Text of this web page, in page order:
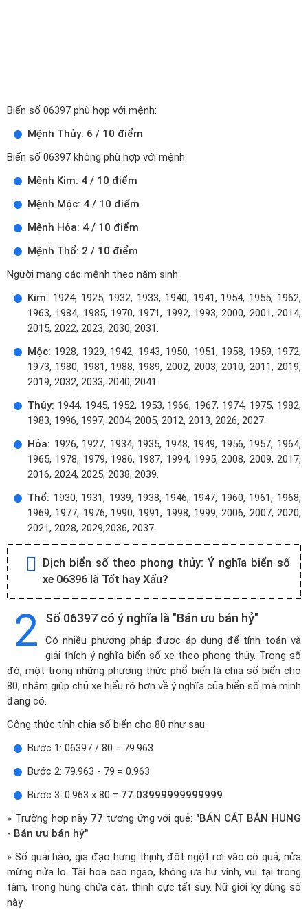
Biển số 06397 phù hợp với mệnh:
Mệnh Thủy: 6 / 10 điểm
Biển số 06397 không phù hợp với mệnh:
Mệnh Kim: 4 / 10 điểm
Mệnh Mộc: 4 / 10 điểm
Mệnh Hỏa: 4 / 10 điểm
Mệnh Thổ: 2 / 10 điểm
Người mang các mệnh theo năm sinh:
Kim: 1924, 1925, 1932, 1933, 1940, 1941, 1954, 1955, 1962,
1963, 1984, 1985, 1970, 1971, 1992, 1993, 2000, 2001, 2014,
2015, 2022, 2023, 2030, 2031.
Mộc: 1928, 1929, 1942, 1943, 1950, 1951, 1958, 1959, 1972,
1973, 1980, 1981, 1988, 1989, 2002, 2003, 2010, 2011, 2019,
2019, 2032, 2033, 2040, 2041.
Thủy: 1944, 1945, 1952, 1953, 1966, 1967, 1974, 1975, 1982,
1983, 1996, 1997, 2004, 2005, 2012, 2013, 2026, 2027.
Hỏa: 1926, 1927, 1934, 1935, 1948, 1949, 1956, 1957, 1964,
1965, 1978, 1979, 1986, 1987, 1994, 1995, 2008, 2009, 2017,
2016, 2024, 2025, 2038, 2039.
Thổ: 1930, 1931, 1939, 1938, 1946, 1947, 1960, 1961, 1968,
1969, 1977, 1976, 1990, 1991, 1998, 1999, 2006, 2007, 2020,
2021, 2028, 2029,2036, 2037.
Dịch biển số theo phong thủy: Ý nghĩa biển số
xe 06396 là Tốt hay Xấu?
2 Số 06397 có ý nghĩa là "Bán ưu bán hỷ"
Có nhiều phương pháp được áp dụng để tính toán và
giải thích ý nghĩa biển số xe theo phong thủy. Trong số
đó, một trong những phương thức phổ biến là chia số biển cho
80, nhằm giúp chủ xe hiểu rõ hơn về ý nghĩa của biển số mà mình
đang có.
Công thức tính chia số biển cho 80 như sau:
Bước 1: 06397 / 80 = 79.963
Bước 2: 79.963 - 79 = 0.963
Bước 3: 0.963 x 80 = 77.03999999999999
» Trường hợp này 77 tương ứng với quẻ: "BÁN CÁT BÁN HUNG
- Bán ưu bán hỷ"
» Số quái hào, gia đạo hưng thịnh, đột ngột rơi vào cô quả, nửa
mừng nửa lo. Tài hoa cao ngạo, không ưa hư vinh, vui tại trong
tâm, trong hung chứa cát, thịnh cực tất suy. Nữ giới kỵ dùng số
này.